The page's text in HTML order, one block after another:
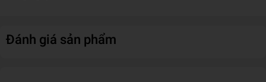
Đánh giá sản phẩm